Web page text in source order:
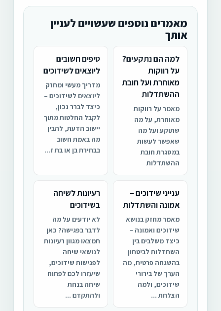
מאמרים נוספים שעשויים לעניין
אותך
למה הם נתקעים?
על רווקות
מאוחרת ועל חובת
ההשתדלות
מאמר על רווקות
מאוחרת, על מה
שתוקע ועל מה
שאפשר לעשות
במסגרת חובת
ההשתדלות
טיפים חשובים
ליוצאים לשידוכים
מדריך מעשי ומחזק
ליוצאים לשידוכים –
כיצד לברר נכון,
לקבל החלטות מתוך
יישוב הדעת, להבין
מה באמת חשוב
בבחירת בן או בת ז...
ענייני שידוכים –
אמונה והשתדלות
מאמר מחזק בנושא
שידוכים ואמונה –
כיצד משלבים בין
השתדלות לביטחון
בהשגחה פרטית, מה
הערך של בירורי
שידוכים, ולמה
הצלחת ...
רעיונות לשיחה
בשידוכים
לא יודעים על מה
לדבר בפגישה? כאן
תמצאו מגוון רעיונות
לנושאי שיחה
לפגישות שידוכים,
שיעזרו לכם לפתוח
שיחה בנחת
ולהתקדם ...